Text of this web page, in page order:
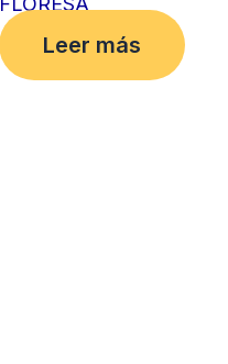
Leer más